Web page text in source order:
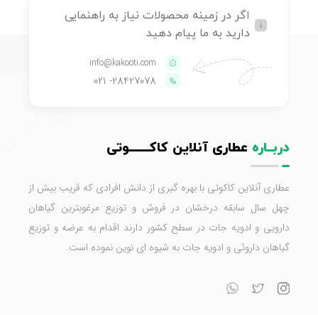
اگر در زمینه محصولات نیاز به راهنمایی
دارید به ما پیام دهید
info@kakooti.com
28427078
- 021
دربــاره عطاری آنلاین کاکـــــــوتی
عطاری آنلاین کاکوتی با بهره گیری از دانش افرادی که قریب بیش از
چهل سال سابقه درخشان در فروش و توزیع مرغوبترین گیاهان
دارویی و ادویه جات در سطح کشور دارند اقدام به عرضه و توزیع
گیاهان داروئی و ادویه جات به شیوه ای نوین نموده است.